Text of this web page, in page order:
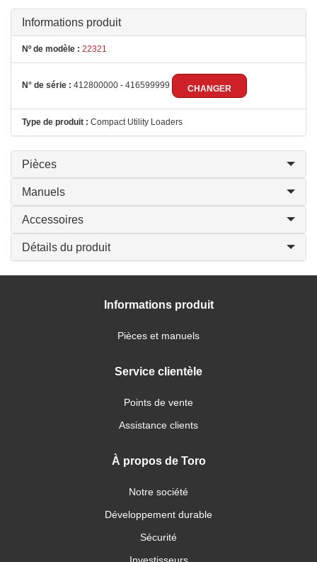
Informations produit
Nº de modèle : 22321
N° de série : 412800000 - 416599999 CHANGER
Type de produit : Compact Utility Loaders
Pièces
Manuels
Accessoires
Détails du produit
Informations produit
Pièces et manuels
Service clientèle
Points de vente
Assistance clients
À propos de Toro
Notre société
Développement durable
Sécurité